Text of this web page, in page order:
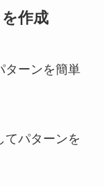
作成
ターンを簡単
てパターンを